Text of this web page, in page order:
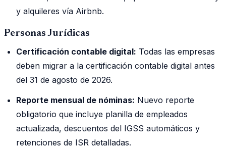
y alquileres vía Airbnb.
Personas Jurídicas
Certificación contable digital: Todas las empresas
deben migrar a la certificación contable digital antes
del 31 de agosto de 2026.
Reporte mensual de nóminas: Nuevo reporte
obligatorio que incluye planilla de empleados
actualizada, descuentos del IGSS automáticos y
retenciones de ISR detalladas.